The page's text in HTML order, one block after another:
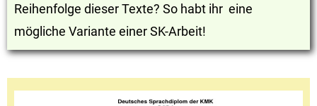
Reihenfolge dieser Texte? So habt ihr eine
mögliche Variante einer SK-Arbeit!